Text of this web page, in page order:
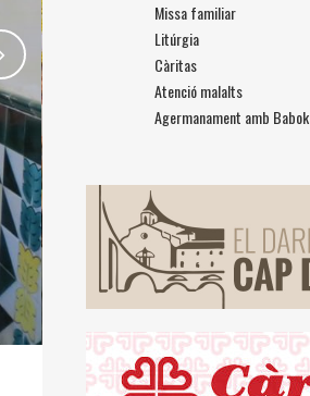
Missa familiar
Litúrgia
Càritas
Atenció malalts
Agermanament amb Babok